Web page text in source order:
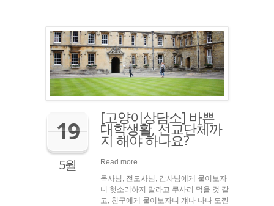
19
5월
[고양이상담소] 바쁜
대학생활, 선교단체까
지 해야 하나요?
Read more
목사님, 전도사님, 간사님에게 물어보자
니 헛소리하지 말라고 쿠사리 먹을 것 같
고, 친구에게 물어보자니 걔나 나나 도찐